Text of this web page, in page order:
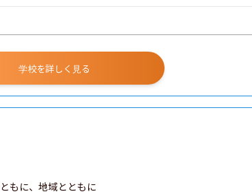
学校を詳しく見る
もに、地域とともに